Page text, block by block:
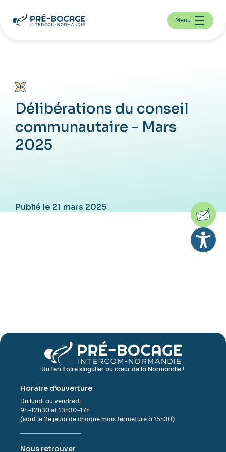
Menu
Délibérations du conseil
communautaire – Mars
2025
Publié le 21 mars 2025
Un territoire singulier au cœur de la Normandie !
Horaire d’ouverture
Du lundi au vendredi
9h-12h30 et 13h30-17h
(sauf le 2e jeudi de chaque mois fermeture à 15h30)
Nous retrouver